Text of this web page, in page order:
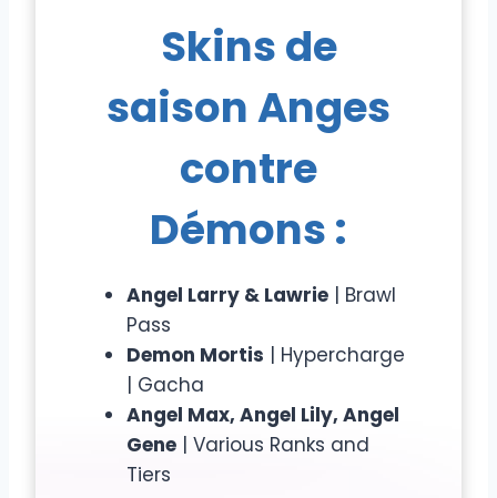
Skins de
saison Anges
contre
Démons :
Angel Larry & Lawrie | Brawl
Pass
Demon Mortis | Hypercharge
| Gacha
Angel Max, Angel Lily, Angel
Gene | Various Ranks and
Tiers